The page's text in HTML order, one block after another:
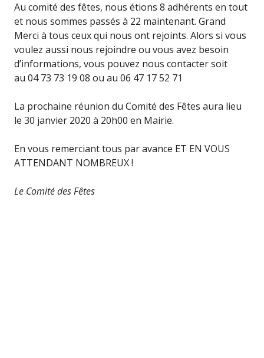
Au comité des fêtes, nous étions 8 adhérents en tout
et nous sommes passés à 22 maintenant. Grand
Merci à tous ceux qui nous ont rejoints. Alors si vous
voulez aussi nous rejoindre ou vous avez besoin
d’informations, vous pouvez nous contacter soit
au 04 73 73 19 08 ou au 06 47 17 52 71
La prochaine réunion du Comité des Fêtes aura lieu
le 30 janvier 2020 à 20h00 en Mairie.
En vous remerciant tous par avance ET EN VOUS
ATTENDANT NOMBREUX !
Le Comité des Fêtes